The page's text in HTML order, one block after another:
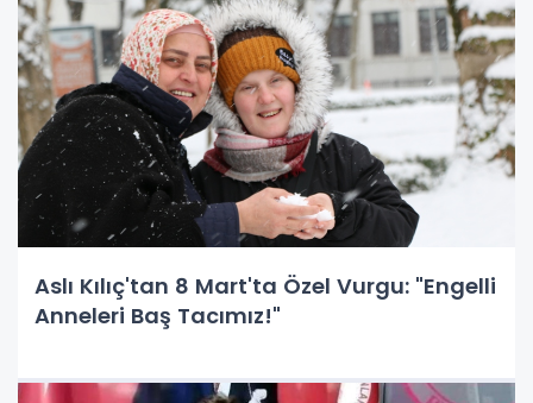
Aslı Kılıç'tan 8 Mart'ta Özel Vurgu: "Engelli
Anneleri Baş Tacımız!"